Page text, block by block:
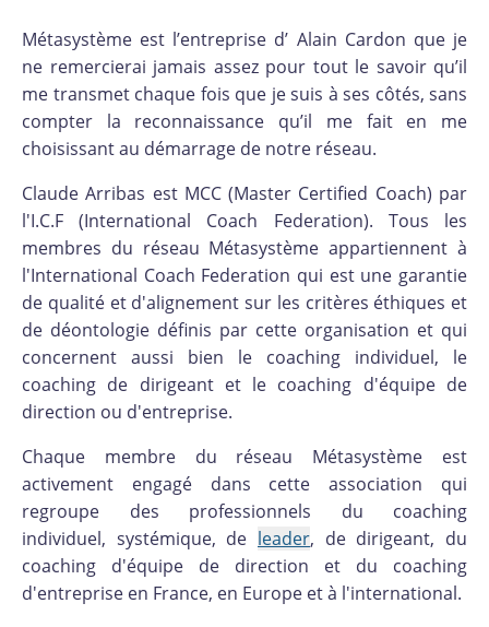
Métasystème est l’entreprise d’ Alain Cardon que je
ne remercierai jamais assez pour tout le savoir qu’il
me transmet chaque fois que je suis à ses côtés, sans
compter la reconnaissance qu’il me fait en me
choisissant au démarrage de notre réseau.
Claude Arribas est MCC (Master Certified Coach) par
l'I.C.F (International Coach Federation). Tous les
membres du réseau Métasystème appartiennent à
l'International Coach Federation qui est une garantie
de qualité et d'alignement sur les critères éthiques et
de déontologie définis par cette organisation et qui
concernent aussi bien le coaching individuel, le
coaching de dirigeant et le coaching d'équipe de
direction ou d'entreprise.
Chaque membre du réseau Métasystème est
activement engagé dans cette association qui
regroupe des professionnels du coaching
individuel, systémique, de leader, de dirigeant, du
coaching d'équipe de direction et du coaching
d'entreprise en France, en Europe et à l'international.